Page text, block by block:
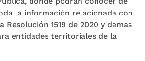
la información relacionada con
Resolución 1519 de 2020 y demas
entidades territoriales de la